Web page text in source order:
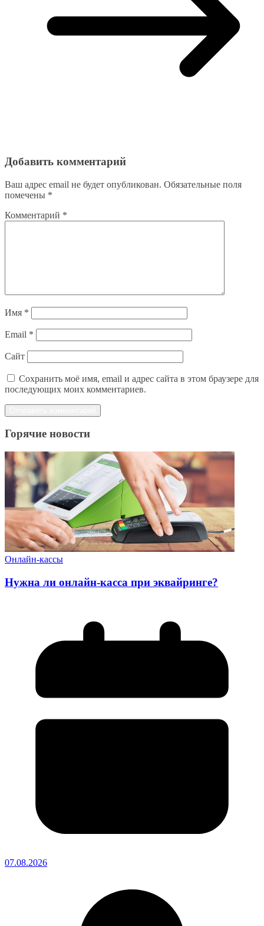
Добавить комментарий
Ваш адрес email не будет опубликован. Обязательные поля
помечены *
Комментарий *
Имя *
Email *
Сайт
Сохранить моё имя, email и адрес сайта в этом браузере для
последующих моих комментариев.
Горячие новости
Онлайн-кассы
Нужна ли онлайн-касса при эквайринге?
07.08.2026